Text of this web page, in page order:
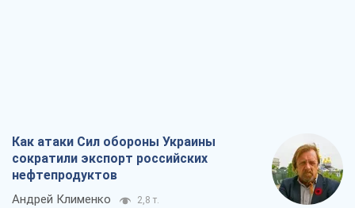
Как атаки Сил обороны Украины
сократили экспорт российских
нефтепродуктов
Андрей Клименко 2,8 т.